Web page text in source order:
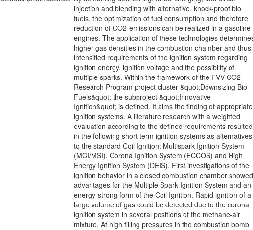
injection and blending with alternative, knock-proof bio
fuels, the optimization of fuel consumption and therefore
reduction of CO2-emissions can be realized in a gasoline
engines. The application of these technologies
higher gas densities in the combustion chamber and thus
intensified requirements of the ignition system regarding
ignition energy, ignition voltage and the possibility of
multiple sparks. Within the framework of the FVV-CO2-
Research Program project cluster &quot;Downsizing Bio
Fuels&quot; the subproject &quot;Innovative
Ignition&quot; is defined. It aims the finding of appropriate
ignition systems. A literature research with a weighted
evaluation according to the defined requirements resulted
in the following short term ignition systems as alternatives
to the standard Coil Ignition: Multispark Ignition System
(MCI/MSI), Corona Ignition System (ECCOS) and High
Energy Ignition System (DEIS). First investigations of the
ignition behavior in a closed combustion chamber showed
advantages for the Multiple Spark Ignition System and an
energy-strong form of the Coil Ignition. Rapid ignition of a
large volume of gas could be detected due to the corona
ignition system in several positions of the methane-air
mixture. At high filling pressures in the combustion bomb